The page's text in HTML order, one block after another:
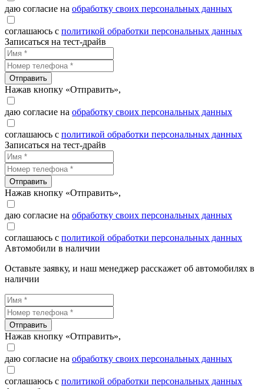
даю согласие на обработку своих персональных данных
соглашаюсь с политикой обработки персональных данных
Записаться на тест-драйв
Отправить
Нажав кнопку «Отправить»,
даю согласие на обработку своих персональных данных
соглашаюсь с политикой обработки персональных данных
Записаться на тест-драйв
Отправить
Нажав кнопку «Отправить»,
даю согласие на обработку своих персональных данных
соглашаюсь с политикой обработки персональных данных
Автомобили в наличии
Оставьте заявку, и наш менеджер расскажет об автомобилях в
наличии
Отправить
Нажав кнопку «Отправить»,
даю согласие на обработку своих персональных данных
соглашаюсь с политикой обработки персональных данных